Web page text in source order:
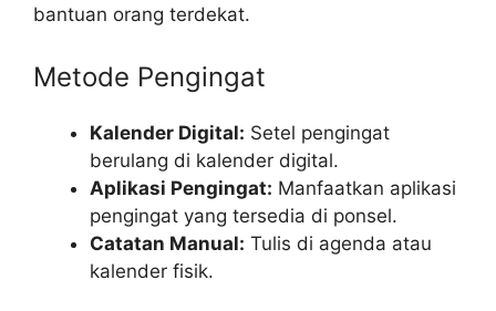
bantuan orang terdekat.
Metode Pengingat
Kalender Digital: Setel pengingat
berulang di kalender digital.
Aplikasi Pengingat: Manfaatkan aplikasi
pengingat yang tersedia di ponsel.
Catatan Manual: Tulis di agenda atau
kalender fisik.